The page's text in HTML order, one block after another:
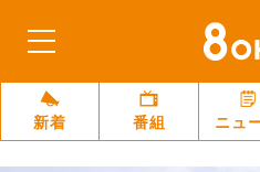
新着 番組 ニュ